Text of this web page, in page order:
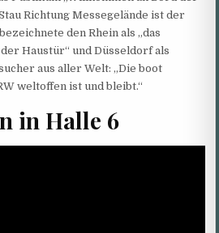
Richtung Messegelände ist der
den Rhein als „das
Haustür“ und Düsseldorf als
aus aller Welt: „Die boot
weltoffen ist und bleibt.“
in Halle 6